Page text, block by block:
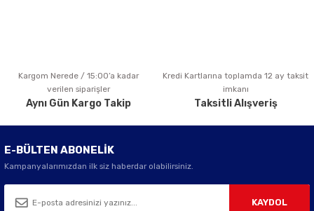
Gönder
Kargom Nerede / 15:00’a kadar
verilen siparişler
Aynı Gün Kargo Takip
Kredi Kartlarına toplamda 12 ay taksit
imkanı
Taksitli Alışveriş
E-BÜLTEN ABONELİK
Kampanyalarımızdan ilk siz haberdar olabilirsiniz.
KAYDOL